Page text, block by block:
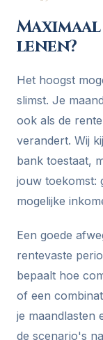
lenen?
Het hoogst
slimst. Je
ook als de
verandert. Wij
bank toestaat,
jouw toekomst:
mogelijke
Een goede
rentevaste
bepaalt hoe
of een
je maandlasten
de scenario's